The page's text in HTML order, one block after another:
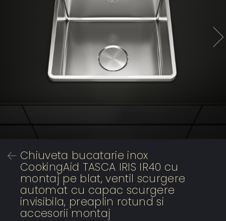
Chiuveta bucatarie inox
CookingAid TASCA IRIS IR40 cu
montaj pe blat, ventil scurgere
automat cu capac scurgere
invisibila, preaplin rotund si
accesorii montaj